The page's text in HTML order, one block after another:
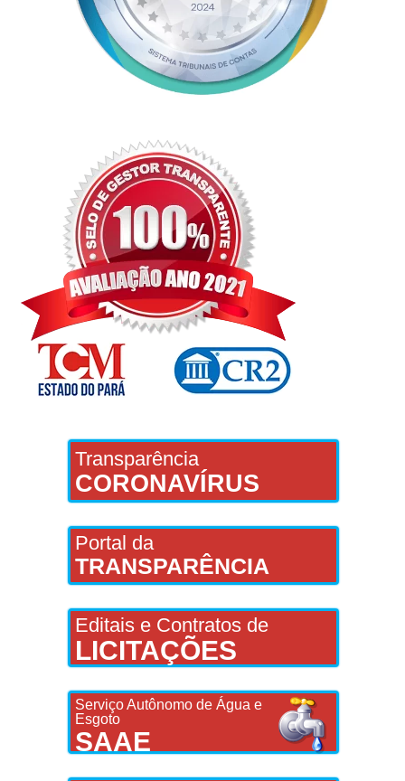
Transparência
CORONAVÍRUS
Portal da
TRANSPARÊNCIA
Editais e Contratos de
LICITAÇÕES
Serviço Autônomo de Água e
Esgoto
SAAE